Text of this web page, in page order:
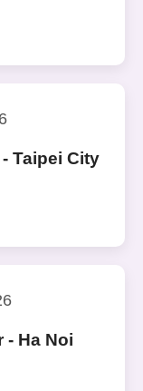
Taipei City
- Ha Noi